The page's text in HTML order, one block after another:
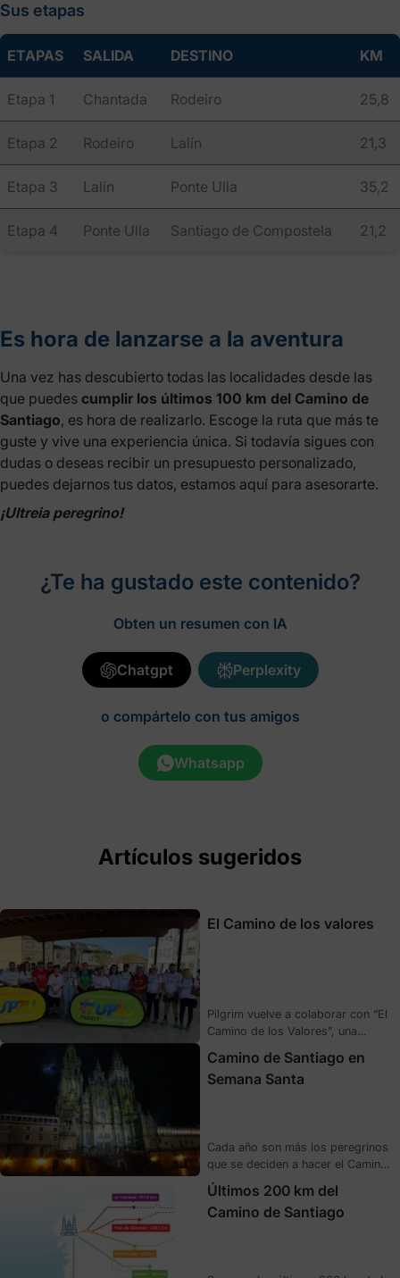
Sus etapas
ETAPAS SALIDA DESTINO KM
Etapa 1 Chantada Rodeiro 25,8
Etapa 2 Rodeiro Lalín 21,3
Etapa 3 Lalín Ponte Ulla 35,2
Etapa 4 Ponte Ulla Santiago de Compostela 21,2
Es hora de lanzarse a la aventura
Una vez has descubierto todas las localidades desde las
que puedes cumplir los últimos 100 km del Camino de
Santiago, es hora de realizarlo. Escoge la ruta que más te
guste y vive una experiencia única. Si todavía sigues con
dudas o deseas recibir un presupuesto personalizado,
puedes dejarnos tus datos, estamos aquí para asesorarte.
¡Ultreia peregrino!
¿Te ha gustado este contenido?
Obten un resumen con IA
Chatgpt Perplexity
o compártelo con tus amigos
Whatsapp
Artículos sugeridos
El Camino de los valores
Pilgrim vuelve a colaborar con “El
Camino de los Valores”, una
deporte, convivencia e inclusión
para jóvenes en riesg o de
recorrieron el Camino de Santiago
viviendo una experiencia
transformadora y educativa.
Pilgrim apoya …
Camino de Santiago en
Semana Santa
Cada año son más los peregrinos
que se deciden a hacer el Camino
de Santiago en Semana Santa. Ya
sea porque son las primeras
vacaciones del año, o porque
Últimos 200 km del
Camino de Santiago